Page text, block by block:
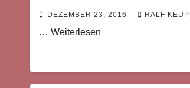
DEZEMBER 23, 2016 RALF
… Weiterlesen